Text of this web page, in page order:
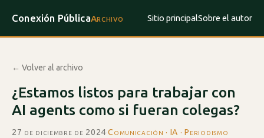
Conexión PúblicaArchivo Sitio principalSobre el autor
← Volver al archivo
¿Estamos listos para trabajar con
AI agents como si fueran colegas?
27 de diciembre de 2024·Comunicación · IA · Periodismo